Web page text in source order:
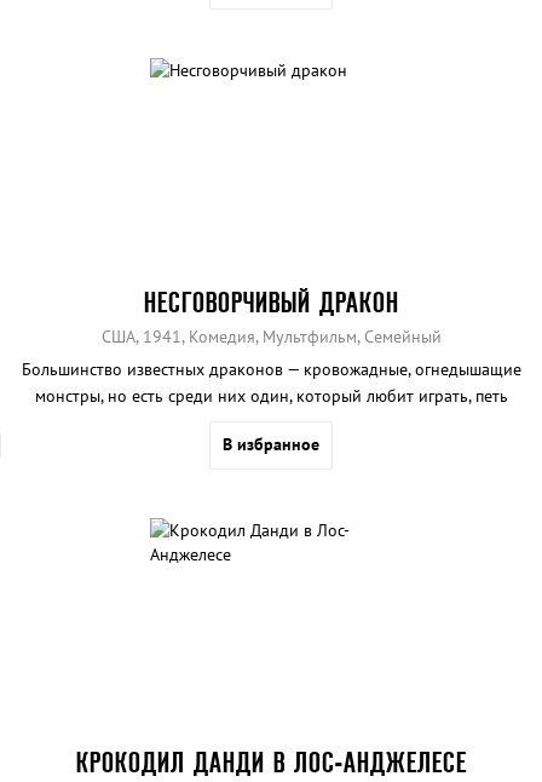
НЕСГОВОРЧИВЫЙ ДРАКОН
США, 1941, Комедия, Мультфильм, Семейный
Большинство известных драконов — кровожадные, огнедышащие
монстры, нo есть среди них один, который любит играть, петь
В избранное
КРОКОДИЛ ДАНДИ В ЛОС-АНДЖЕЛЕСЕ